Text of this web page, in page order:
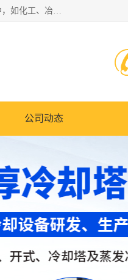
冷却塔广泛应用于工业、电力行业、空调系统等领域。在电力行业中，用于冷却发电机组的循环水；在工业生产中，如化工、冶金等行业，可降低生产过程中产生的热量；在空调系统中，为空调设备提供冷却水源
公司动态